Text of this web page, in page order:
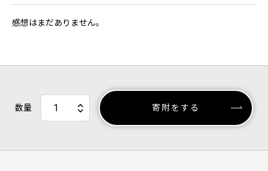
感想はまだありません。
数量 寄附をする